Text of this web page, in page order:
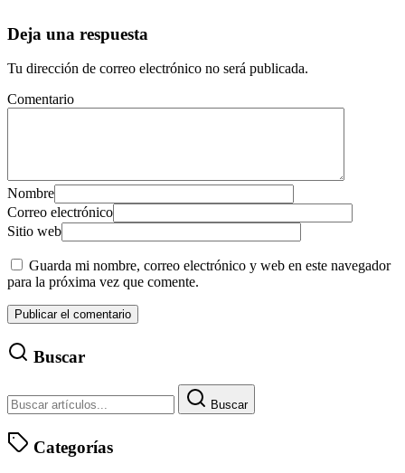
Deja una respuesta
Tu dirección de correo electrónico no será publicada.
Comentario
Nombre
Correo electrónico
Sitio web
Guarda mi nombre, correo electrónico y web en este navegador
para la próxima vez que comente.
Buscar
Buscar
Categorías